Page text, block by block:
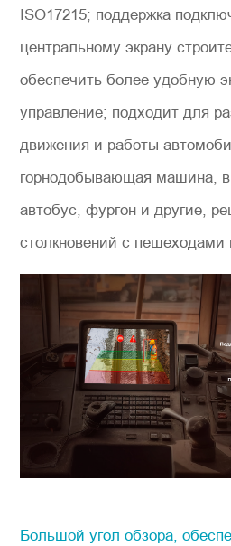
ISO17215; поддержка
центральному экрану
обеспечить более удобную
управление; подходит для
движения и работы
горнодобывающая машина,
автобус, фургон и другие,
столкновений с пешеходами
Большой угол обзора,